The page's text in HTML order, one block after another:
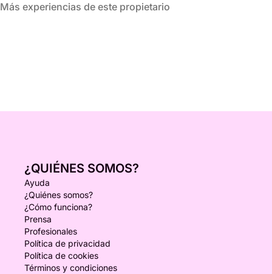
Más experiencias de este propietario
¿QUIÉNES SOMOS?
Ayuda
¿Quiénes somos?
¿Cómo funciona?
Prensa
Profesionales
Política de privacidad
Política de cookies
Términos y condiciones